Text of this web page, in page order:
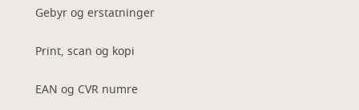
Gebyr og erstatninger
Print, scan og kopi
EAN og CVR numre